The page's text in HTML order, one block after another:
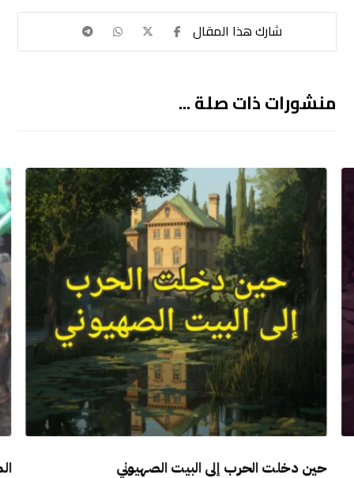
منشورات ذات صلة ...
حين دخلت الحرب إلى البيت الصهيوني